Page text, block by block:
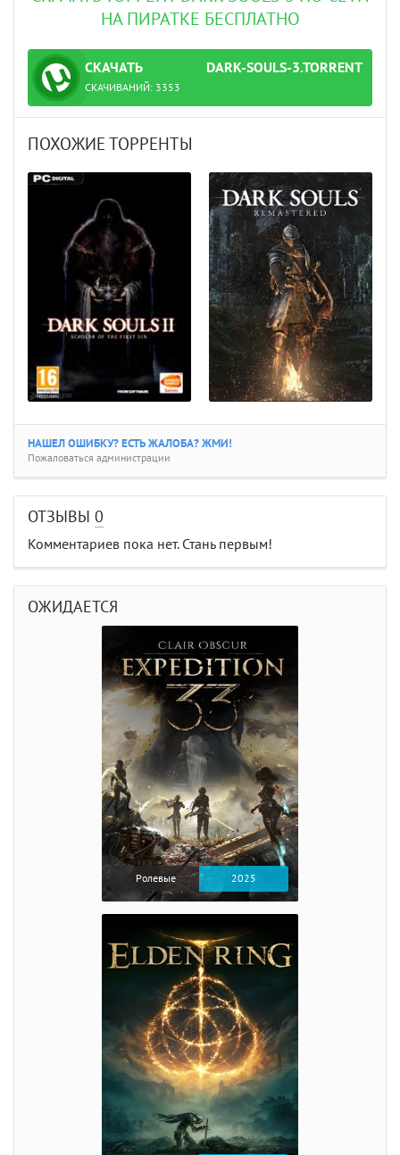
НА ПИРАТКЕ БЕСПЛАТНО
СКАЧАТЬ
ТОРРЕНТ
DARK-SOULS-3.TORRENT
СКАЧИВАНИЙ: 3353
ПОХОЖИЕ ТОРРЕНТЫ
НАШЕЛ ОШИБКУ? ЕСТЬ ЖАЛОБА? ЖМИ!
Пожаловаться администрации
ОТЗЫВЫ 0
Комментариев пока нет. Стань первым!
ОЖИДАЕТСЯ
Ролевые 2025